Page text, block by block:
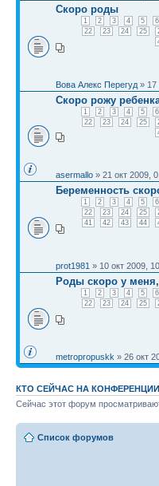
Скоро роды
1 2 3 4 5 6
22
23 24 25
Вова Алекс Перегуд » 17
Скоро рожу
1 2 3 4 5 6
22
23 24 25
asermallo » 21 окт 2009,
Беременность
1 2 3 4 5 6
22
23 24 25
41
42 43 44
prot1981 » 10 окт 2009,
Роды скоро у меня,
1 2 3 4 5 6
22
23 24 25
metropropuskk » 26 окт
КТО СЕЙЧАС НА КОНФЕРЕНЦИИ
Сейчас этот форум
Список форумов